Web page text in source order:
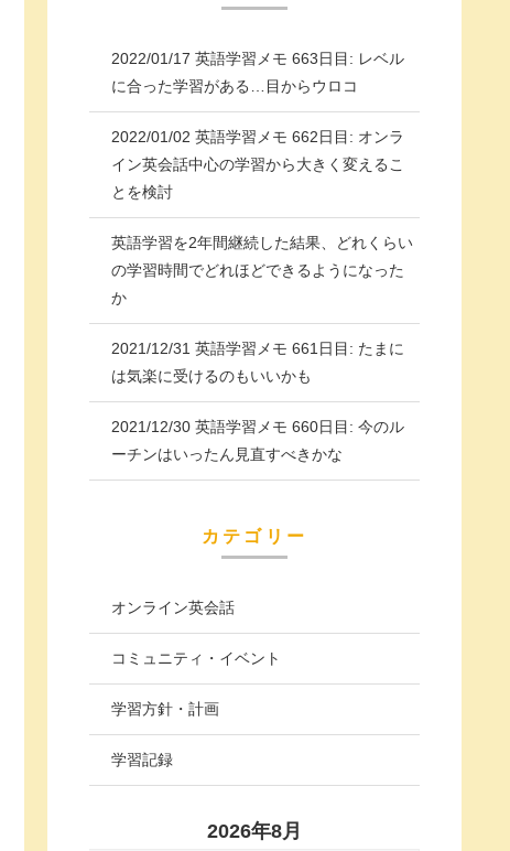
2022/01/17 英語学習メモ 663日目: レベル
に合った学習がある…目からウロコ
2022/01/02 英語学習メモ 662日目: オンラ
イン英会話中心の学習から大きく変えるこ
とを検討
英語学習を2年間継続した結果、どれくらい
の学習時間でどれほどできるようになった
か
2021/12/31 英語学習メモ 661日目: たまに
は気楽に受けるのもいいかも
2021/12/30 英語学習メモ 660日目: 今のル
ーチンはいったん見直すべきかな
カテゴリー
オンライン英会話
コミュニティ・イベント
学習方針・計画
学習記録
2026年8月